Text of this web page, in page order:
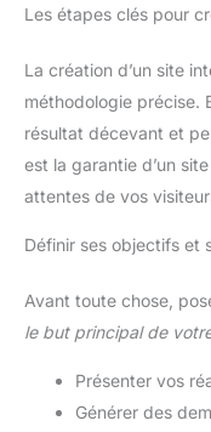
Les étapes clés pour
La création d’un site
méthodologie précise.
résultat décevant et
est la garantie d’un
attentes de vos
Définir ses objectifs et
Avant toute chose,
le but principal de
Présenter vos
Générer des